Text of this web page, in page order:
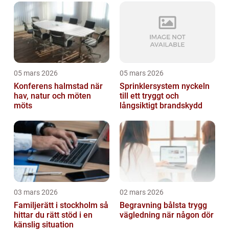
05 mars 2026
Konferens halmstad när
hav, natur och möten
möts
05 mars 2026
Sprinklersystem nyckeln
till ett tryggt och
långsiktigt brandskydd
03 mars 2026
Familjerätt i stockholm så
hittar du rätt stöd i en
känslig situation
02 mars 2026
Begravning bålsta trygg
vägledning när någon dör